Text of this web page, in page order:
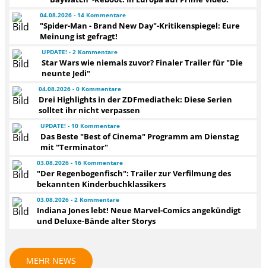
04.08.2026 - 14 Kommentare
"Spider-Man - Brand New Day"-Kritikenspiegel: Eure
Meinung ist gefragt!
UPDATE! - 2 Kommentare
Star Wars wie niemals zuvor? Finaler Trailer für "Die
neunte Jedi"
04.08.2026 - 0 Kommentare
Drei Highlights in der ZDFmediathek: Diese Serien
solltet ihr nicht verpassen
UPDATE! - 10 Kommentare
Das Beste "Best of Cinema" Programm am Dienstag
mit "Terminator"
03.08.2026 - 16 Kommentare
"Der Regenbogenfisch": Trailer zur Verfilmung des
bekannten Kinderbuchklassikers
03.08.2026 - 2 Kommentare
Indiana Jones lebt! Neue Marvel-Comics angekündigt
und Deluxe-Bände alter Storys
MEHR NEWS